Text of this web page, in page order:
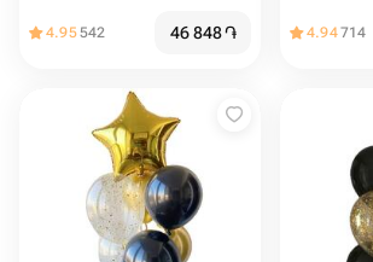
4.95542 46 848֏ 4.94714